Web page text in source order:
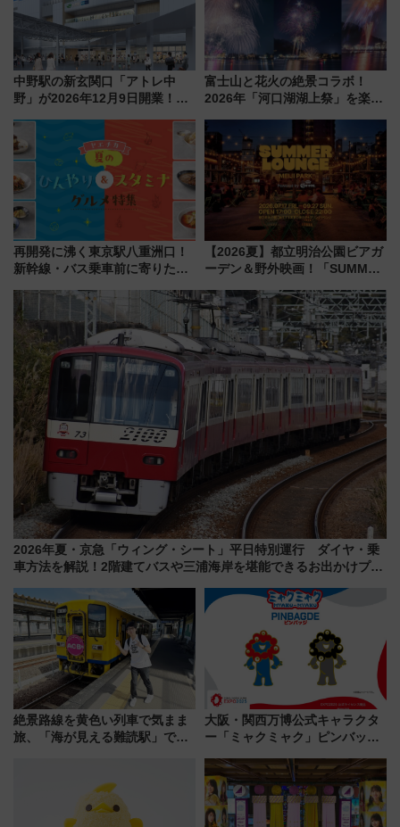
中野駅の新玄関口「アトレ中
野」が2026年12月9日開業！新
注目スポット
富士山と花火の絶景コラボ！
2026年「河口湖湖上祭」を楽し
ススメ
再開発に沸く東京駅八重洲口！
新幹線・バス乗車前に寄りたい
やり＆スタミナグルメ」6選【新
店舗も！】
【2026夏】都立明治公園ビアガ
ーデン＆野外映画！「SUMMER
ケジュール 夜風とビール、映画
を満喫！
2026年夏・京急「ウィング・シート」平日特別運行 ダイヤ・乗
車方法を解説！2階建てバスや三浦海岸を堪能できるお出かけプラ
絶景路線を黄色い列車で気まま
旅、「海が見える難読駅」で幸
の舞台は「島原鉄道」
大阪・関西万博公式キャラクタ
ー「ミャクミャク」ピンバッジ
中旬発売